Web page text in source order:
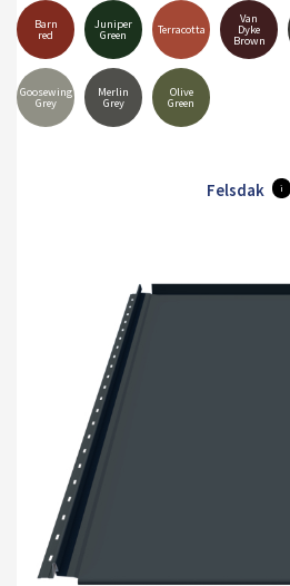
Barn
red
Juniper
Green Terracotta
Van
Dyke
Brown
Goosewing
Grey
Merlin
Grey
Olive
Green
Felsdak i